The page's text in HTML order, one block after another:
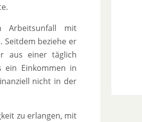
Arbeitsunfall mit
beziehe er
aus einer täglich
ein Einkommen in
nicht in der
zu erlangen, mit